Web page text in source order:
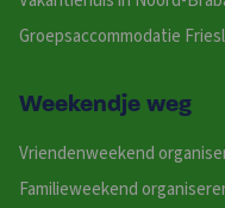
Groepsaccommodatie
Weekendje weg
Vriendenweekend
Familieweekend